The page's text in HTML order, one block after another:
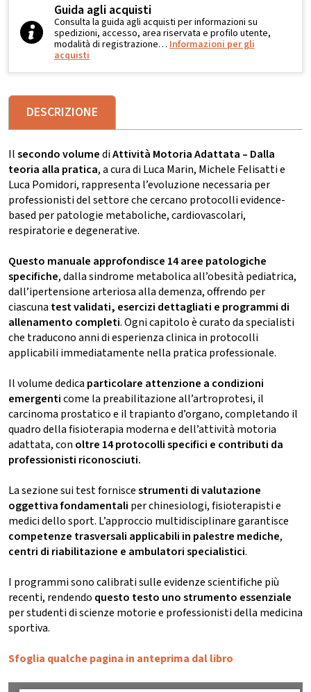
Guida agli acquisti
Consulta la guida agli acquisti per informazioni su
spedizioni, accesso, area riservata e profilo utente,
modalità di registrazione… Informazioni per gli
acquisti
DESCRIZIONE
Ilsecondo volumediAttività Motoria Adattata – Dalla
teoria alla pratica, a cura di Luca Marin, Michele Felisatti e
Luca Pomidori, rappresenta l’evoluzione necessaria per
professionisti del settore che cercano protocolli evidence-
based per patologie metaboliche, cardiovascolari,
respiratorie e degenerative.
Questo manuale approfondisce 14 aree patologiche
specifiche, dalla sindrome metabolica all’obesità pediatrica,
dall’ipertensione arteriosa alla demenza, offrendo per
ciascuna test validati, esercizi dettagliati e programmi di
allenamento completi. Ogni capitolo è curato da specialisti
che traducono anni di esperienza clinica in protocolli
applicabili immediatamente nella pratica professionale.
Il volume dedica particolare attenzione a condizioni
emergenticome la preabilitazione all’artroprotesi, il
carcinoma prostatico e il trapianto d’organo, completando il
quadro della fisioterapia moderna e dell’attività motoria
adattata, con oltre 14 protocolli specifici e contributi da
professionisti riconosciuti.
La sezione sui test forniscestrumenti di valutazione
oggettiva fondamentali per chinesiologi, fisioterapisti e
medici dello sport. L’approccio multidisciplinare garantisce
competenze trasversali applicabili in palestre mediche,
centri di riabilitazione e ambulatori specialistici.
I programmi sono calibrati sulle evidenze scientifiche più
recenti, rendendo questo testo uno strumento essenziale
per studenti di scienze motorie e professionisti della medicina
sportiva.
Sfoglia qualche pagina in anteprima dal libro